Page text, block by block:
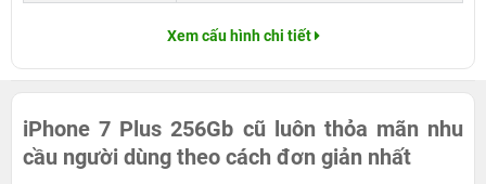
Xem cấu hình chi tiết
iPhone 7 Plus 256Gb cũ luôn thỏa mãn nhu
cầu người dùng theo cách đơn giản nhất